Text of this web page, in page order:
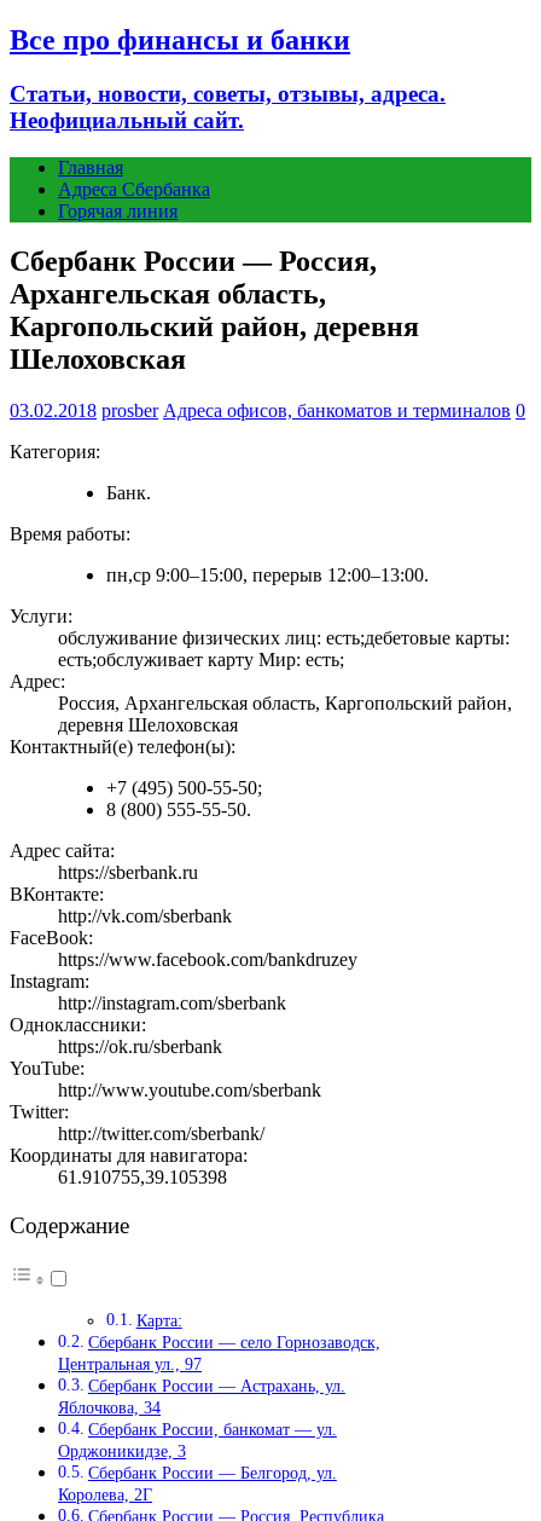
Все про финансы и банки
Статьи, новости, советы, отзывы, адреса.
Неофициальный сайт.
Главная
Адреса Сбербанка
Горячая линия
Сбербанк России — Россия,
Архангельская область,
Каргопольский район, деревня
Шелоховская
03.02.2018 prosber Адреса офисов, банкоматов и терминалов 0
Категория:
Банк.
Время работы:
пн,ср 9:00–15:00, перерыв 12:00–13:00.
Услуги:
обслуживание физических лиц: есть;дебетовые карты:
есть;обслуживает карту Мир: есть;
Адрес:
Россия, Архангельская область, Каргопольский район,
деревня Шелоховская
Контактный(е) телефон(ы):
+7 (495) 500-55-50;
8 (800) 555-55-50.
Адрес сайта:
https://sberbank.ru
ВКонтакте:
http://vk.com/sberbank
FaceBook:
https://www.facebook.com/bankdruzey
Instagram:
http://instagram.com/sberbank
Одноклассники:
https://ok.ru/sberbank
YouTube:
http://www.youtube.com/sberbank
Twitter:
http://twitter.com/sberbank/
Координаты для навигатора:
61.910755,39.105398
Содержание
Карта:
Сбербанк России — село Горнозаводск,
Центральная ул., 97
Сбербанк России — Астрахань, ул.
Яблочкова, 34
Сбербанк России, банкомат — ул.
Орджоникидзе, 3
Сбербанк России — Белгород, ул.
Королева, 2Г
Сбербанк России — Россия, Республика